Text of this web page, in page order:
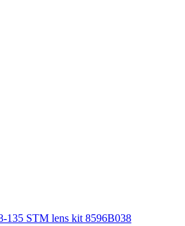
135 STM lens kit 8596B038